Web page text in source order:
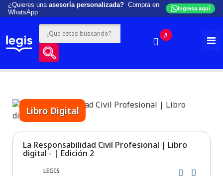
¿Quieres una asesoría personalizada? Compra en
WhatsApp
Ingresa aquí
#
Libro Digital
La Responsabilidad Civil Profesional | Libro
digital - | Edición 2
LEGIS